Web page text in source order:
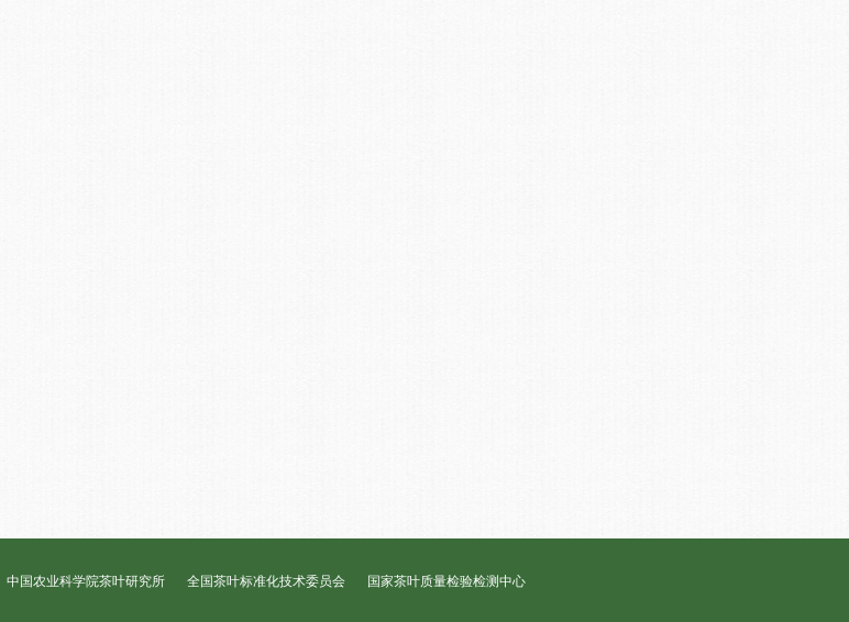
中国农业科学院茶叶研究所 全国茶叶标准化技术委员会 国家茶叶质量检验检测中心